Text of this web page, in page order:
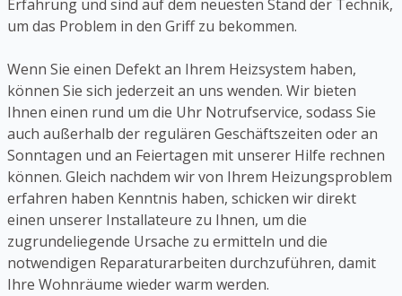
Erfahrung und sind auf dem neuesten Stand der Technik,
um das Problem in den Griff zu bekommen.
Wenn Sie einen Defekt an Ihrem Heizsystem haben,
können Sie sich jederzeit an uns wenden. Wir bieten
Ihnen einen rund um die Uhr Notrufservice, sodass Sie
auch außerhalb der regulären Geschäftszeiten oder an
Sonntagen und an Feiertagen mit unserer Hilfe rechnen
können. Gleich nachdem wir von Ihrem Heizungsproblem
erfahren haben Kenntnis haben, schicken wir direkt
einen unserer Installateure zu Ihnen, um die
zugrundeliegende Ursache zu ermitteln und die
notwendigen Reparaturarbeiten durchzuführen, damit
Ihre Wohnräume wieder warm werden.